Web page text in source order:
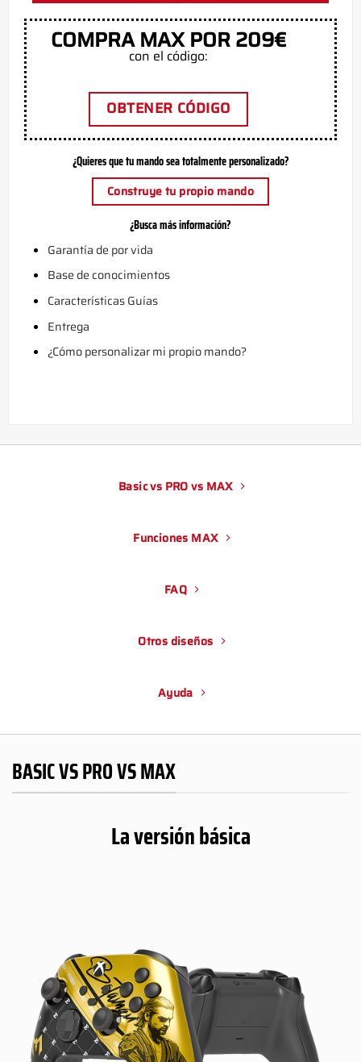
COMPRA MAX POR 209€
con el código:
OBTENER CÓDIGO
¿Quieres que tu mando sea totalmente personalizado?
Construye tu propio mando
¿Busca más información?
Garantía de por vida
Base de conocimientos
Características Guías
Entrega
¿Cómo personalizar mi propio mando?
Basic vs PRO vs MAX
Funciones MAX
FAQ
Otros diseños
Ayuda
BASIC VS PRO VS MAX
La versión básica